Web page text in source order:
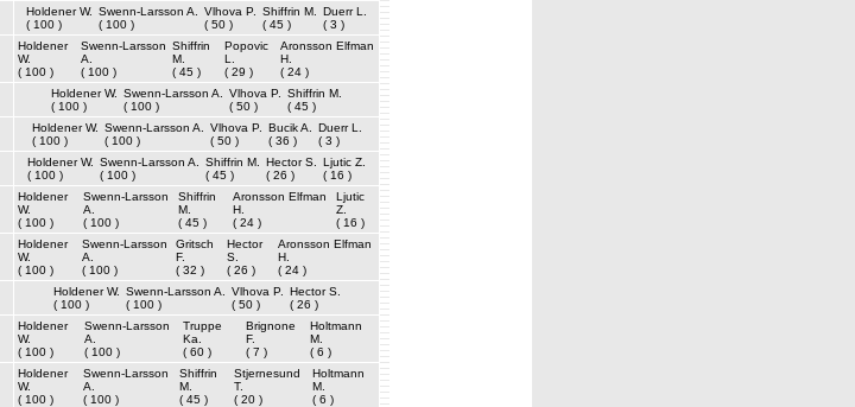
Holdener W.
( 100 )
Swenn-Larsson A.
( 100 )
Vlhova P.
( 50 )
Shiffrin M.
( 45 )
Duerr L.
( 3 )
Holdener
W.
( 100 )
Swenn-Larsson
A.
( 100 )
Shiffrin
M.
( 45 )
Popovic
L.
( 29 )
Aronsson Elfman
H.
( 24 )
Holdener W.
( 100 )
Swenn-Larsson A.
( 100 )
Vlhova P.
( 50 )
Shiffrin M.
( 45 )
Holdener W.
( 100 )
Swenn-Larsson A.
( 100 )
Vlhova P.
( 50 )
Bucik A.
( 36 )
Duerr L.
( 3 )
Holdener W.
( 100 )
Swenn-Larsson A.
( 100 )
Shiffrin M.
( 45 )
Hector S.
( 26 )
Ljutic Z.
( 16 )
Holdener
W.
( 100 )
Swenn-Larsson
A.
( 100 )
Shiffrin
M.
( 45 )
Aronsson Elfman
H.
( 24 )
Ljutic
Z.
( 16 )
Holdener
W.
( 100 )
Swenn-Larsson
A.
( 100 )
Gritsch
F.
( 32 )
Hector
S.
( 26 )
Aronsson Elfman
H.
( 24 )
Holdener W.
( 100 )
Swenn-Larsson A.
( 100 )
Vlhova P.
( 50 )
Hector S.
( 26 )
Holdener
W.
( 100 )
Swenn-Larsson
A.
( 100 )
Truppe
Ka.
( 60 )
Brignone
F.
( 7 )
Holtmann
M.
( 6 )
Holdener
W.
( 100 )
Swenn-Larsson
A.
( 100 )
Shiffrin
M.
( 45 )
Stjernesund
T.
( 20 )
Holtmann
M.
( 6 )